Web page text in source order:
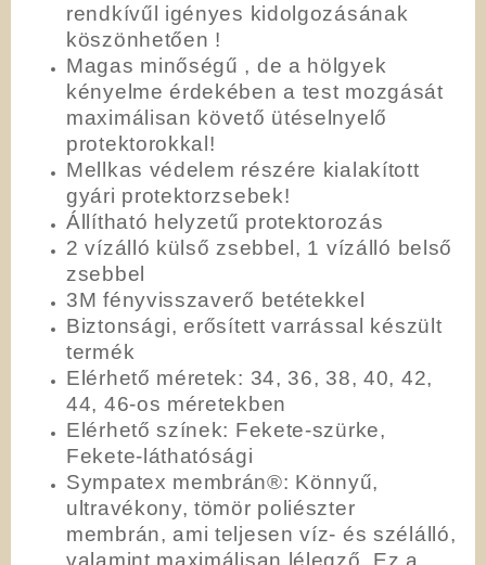
rendkívűl igényes kidolgozásának
köszönhetően !
Magas minőségű , de a hölgyek
kényelme érdekében a test mozgását
maximálisan követő ütéselnyelő
protektorokkal!
Mellkas védelem részére kialakított
gyári protektorzsebek!
Állítható helyzetű protektorozás
2 vízálló külső zsebbel, 1 vízálló belső
zsebbel
3M fényvisszaverő betétekkel
Biztonsági, erősített varrással készült
termék
Elérhető méretek: 34, 36, 38, 40, 42,
44, 46-os méretekben
Elérhető színek: Fekete-szürke,
Fekete-láthatósági
Sympatex membrán®: Könnyű,
ultravékony, tömör poliészter
membrán, ami teljesen víz- és szélálló,
valamint maximálisan lélegző. Ez a